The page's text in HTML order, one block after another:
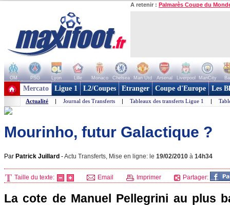
A retenir : Palmarès Coupe du
OM PSG Lyon Lille Monaco Chelsea Man Utd Arsenal Liverpool ManCity
+ de clubs
Mercato Ligue 1 L2/Coupes Etranger Coupe d'Europe Les
Actualité | Journal des Transferts | Tableaux des transferts Ligue 1 |
Mourinho, futur Galactique ?
Par Patrick Juillard -Actu Transferts, Mise en ligne: le 19/02/2010 à 14h34
Taille du texte: Email Imprimer Partager:
La cote de Manuel Pellegrini au plus